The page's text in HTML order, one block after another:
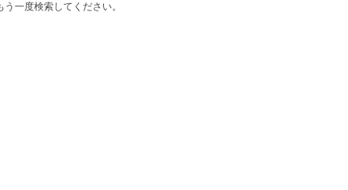
一度検索してください。